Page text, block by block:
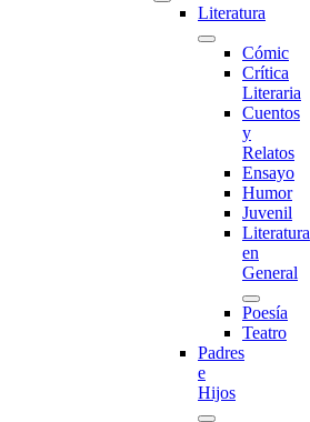
Literatura
Cómic
Crítica
Literaria
Cuentos
y
Relatos
Ensayo
Humor
Juvenil
Literatura
en
General
Poesía
Teatro
Padres
e
Hijos